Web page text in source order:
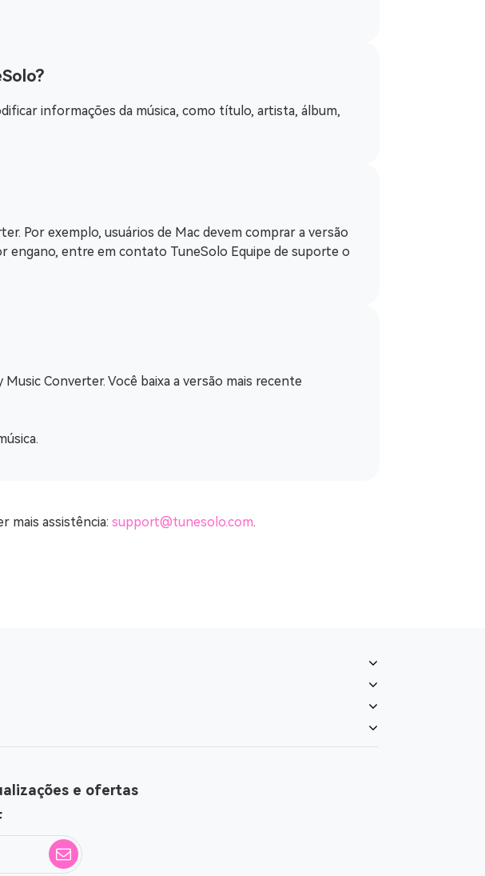
informações da música, como título, artista, álbum,
Por exemplo, usuários de Mac devem comprar a versão
engano, entre em contato TuneSolo Equipe de suporte o
Converter. Você baixa a versão mais recente
mais assistência: support@tunesolo.com.
e ofertas